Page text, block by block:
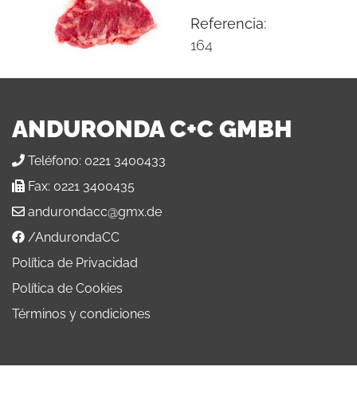
Referencia:
164
ANDURONDA C+C GMBH
Teléfono: 0221 3400433
Fax: 0221 3400435
andurondacc@gmx.de
/AndurondaCC
Política de Privacidad
Política de Cookies
Términos y condiciones